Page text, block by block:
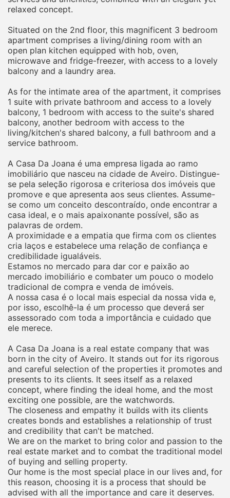
relaxed concept.
Situated on the 2nd floor, this magnificent 3 bedroom
apartment comprises a living/dining room with an
open plan kitchen equipped with hob, oven,
microwave and fridge-freezer, with access to a lovely
balcony and a laundry area.
As for the intimate area of the apartment, it comprises
1 suite with private bathroom and access to a lovely
balcony, 1 bedroom with access to the suite's shared
balcony, another bedroom with access to the
living/kitchen's shared balcony, a full bathroom and a
service bathroom.
A Casa Da Joana é uma empresa ligada ao ramo
imobiliário que nasceu na cidade de Aveiro. Distingue-
se pela seleção rigorosa e criteriosa dos imóveis que
promove e que apresenta aos seus clientes. Assume-
se como um conceito descontraído, onde encontrar a
casa ideal, e o mais apaixonante possível, são as
palavras de ordem.
A proximidade e a empatia que firma com os clientes
cria laços e estabelece uma relação de confiança e
credibilidade igualáveis.
Estamos no mercado para dar cor e paixão ao
mercado imobiliário e combater um pouco o modelo
tradicional de compra e venda de imóveis.
A nossa casa é o local mais especial da nossa vida e,
por isso, escolhê-la é um processo que deverá ser
assessorado com toda a importância e cuidado que
ele merece.
A Casa Da Joana is a real estate company that was
born in the city of Aveiro. It stands out for its rigorous
and careful selection of the properties it promotes and
presents to its clients. It sees itself as a relaxed
concept, where finding the ideal home, and the most
exciting one possible, are the watchwords.
The closeness and empathy it builds with its clients
creates bonds and establishes a relationship of trust
and credibility that can't be matched.
We are on the market to bring color and passion to the
real estate market and to combat the traditional model
of buying and selling property.
Our home is the most special place in our lives and, for
this reason, choosing it is a process that should be
advised with all the importance and care it deserves.